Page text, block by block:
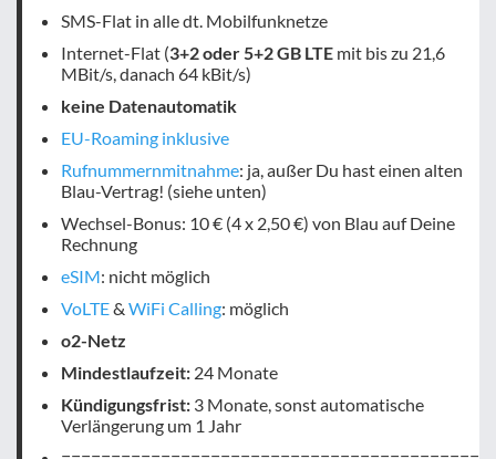
SMS-Flat in alle dt. Mobilfunknetze
Internet-Flat (3+2 oder 5+2 GB LTE mit bis zu 21,6
MBit/s, danach 64 kBit/s)
keine Datenautomatik
EU-Roaming inklusive
Rufnummernmitnahme: ja, außer Du hast einen alten
Blau-Vertrag! (siehe unten)
Wechsel-Bonus: 10 € (4 x 2,50 €) von Blau auf Deine
Rechnung
eSIM: nicht möglich
VoLTE& WiFi Calling: möglich
o2-Netz
Mindestlaufzeit: 24 Monate
Kündigungsfrist: 3 Monate, sonst automatische
Verlängerung um 1 Jahr